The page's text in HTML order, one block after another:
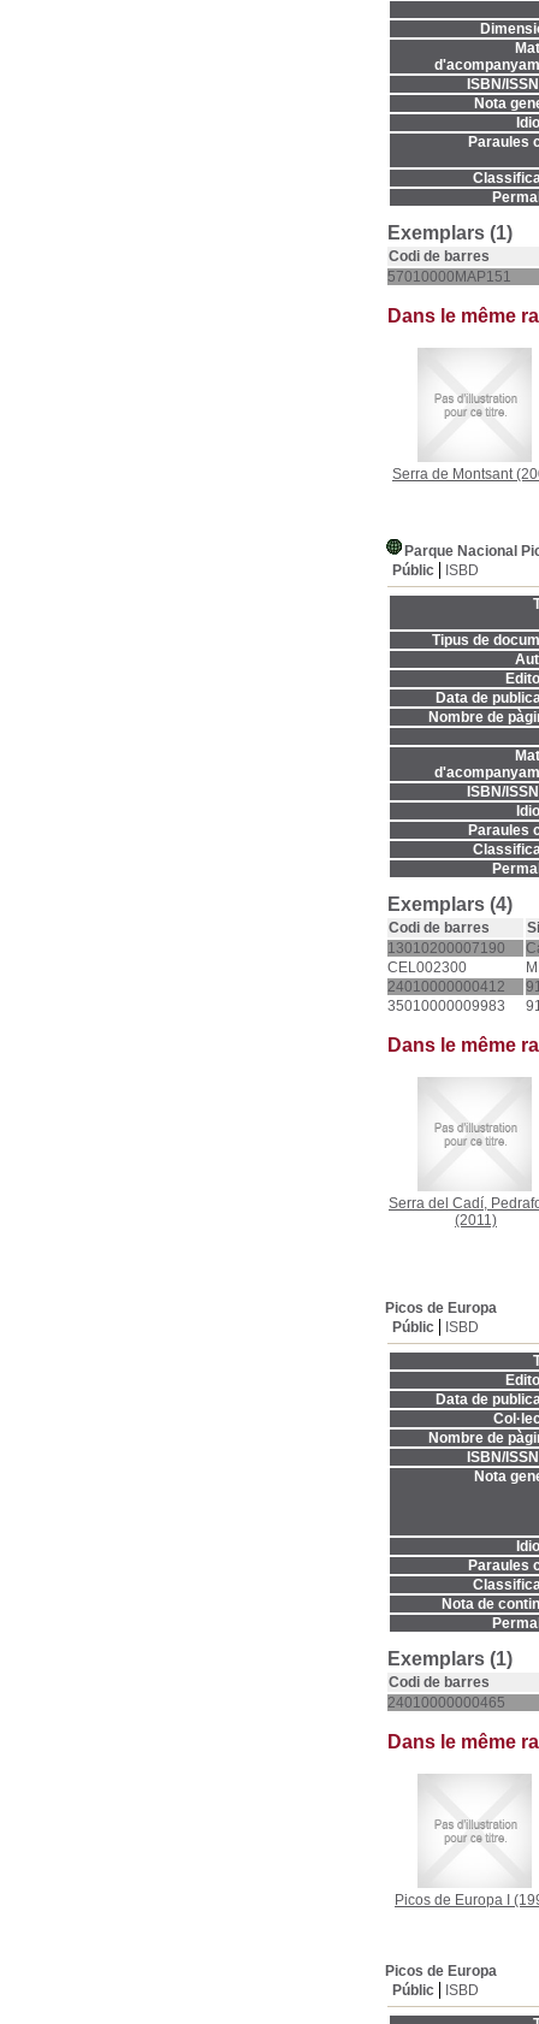
ISBN/
Nota
Paraules
Exemplars (1)
Codi de barres
57010000MAP151
Dans le même
Serra de Montsant
Parque Nacional
Públic
ISBD
Tipus de
Data de
Nombre de
ISBN/
Paraules
Exemplars (4)
Codi de barres
13010200007190
CEL002300
24010000000412
35010000009983
Dans le même
Serra del Cadí,
(2011)
Picos de Europa
Públic
ISBD
Data de
Nombre de
ISBN/
Nota
Paraules
Nota de
Exemplars (1)
Codi de barres
24010000000465
Dans le même
Picos de Europa I
Picos de Europa
Públic
ISBD